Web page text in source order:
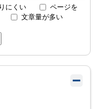
にくい
ページを
文章量が多い